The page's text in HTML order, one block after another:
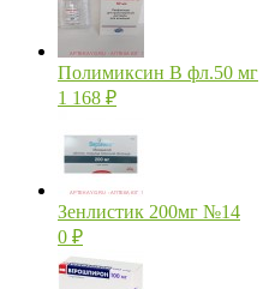
Полимиксин В фл.50 мг
1 168 ₽
Зенлистик 200мг №14
0 ₽